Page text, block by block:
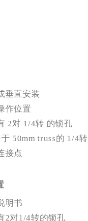
垂直安装
作位置
2对 1/4转 的锁孔
50mm truss的 1/4
接点
明书
2对1/4转的锁孔